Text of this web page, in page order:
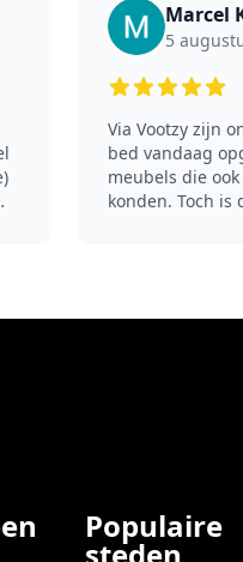
Marcel
5
5 out of 5 stars
Via Vootzy zijn
bed vandaag
meubels die
konden. Toch
deze heren bellen! (Translated by
all. If you really
and can't
Populaire